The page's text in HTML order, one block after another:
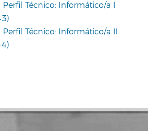
Perfil Técnico: Informático/a I
Perfil Técnico: Informático/a II